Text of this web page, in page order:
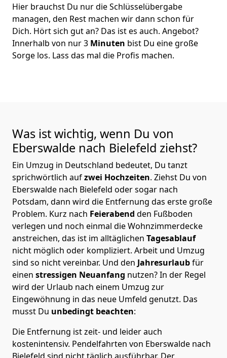
Hier brauchst Du nur die Schlüsselübergabe
managen, den Rest machen wir dann schon für
Dich. Hört sich gut an? Das ist es auch. Angebot?
Innerhalb von nur 3 Minuten bist Du eine große
Sorge los. Lass das mal die Profis machen.
Was ist wichtig, wenn Du von
Eberswalde nach Bielefeld ziehst?
Ein Umzug in Deutschland bedeutet, Du tanzt
sprichwörtlich aufzwei Hochzeiten. Ziehst Du von
Eberswalde nach Bielefeld oder sogar nach
Potsdam, dann wird die Entfernung das erste große
Problem. Kurz nach Feierabend den Fußboden
verlegen und noch einmal die Wohnzimmerdecke
anstreichen, das ist im alltäglichen Tagesablauf
nicht möglich oder kompliziert. Arbeit und Umzug
sind so nicht vereinbar. Und den Jahresurlaubfür
einen stressigen Neuanfang nutzen? In der Regel
wird der Urlaub nach einem Umzug zur
Eingewöhnung in das neue Umfeld genutzt. Das
musst Du unbedingt beachten:
Die Entfernung ist zeit- und leider auch
kostenintensiv. Pendelfahrten von Eberswalde nach